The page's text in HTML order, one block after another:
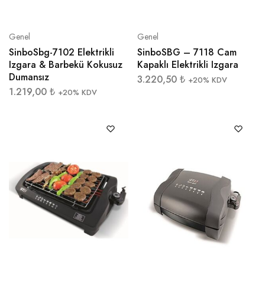
Genel
SinboSbg-7102 Elektrikli
Izgara & Barbekü Kokusuz
Dumansız
1.219,00 ₺ +20% KDV
Genel
SinboSBG – 7118 Cam
Kapaklı Elektrikli Izgara
3.220,50 ₺ +20% KDV